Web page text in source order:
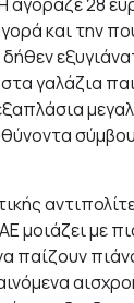
αγόραζε 28
και την
γαλάζια
μοιάζει με
παίζουν